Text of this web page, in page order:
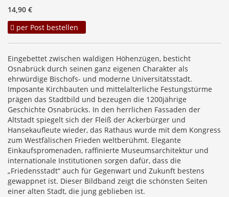
14,90 €
per Post bestellen
Eingebettet zwischen waldigen Höhenzügen, besticht
Osnabrück durch seinen ganz eigenen Charakter als
ehrwürdige Bischofs- und moderne Universitätsstadt.
Imposante Kirchbauten und mittelalterliche Festungstürme
prägen das Stadtbild und bezeugen die 1200jährige
Geschichte Osnabrücks. In den herrlichen Fassaden der
Altstadt spiegelt sich der Fleiß der Ackerbürger und
Hansekaufleute wieder, das Rathaus wurde mit dem Kongress
zum Westfälischen Frieden weltberühmt. Elegante
Einkaufspromenaden, raffinierte Museumsarchitektur und
internationale Institutionen sorgen dafür, dass die
„Friedensstadt“ auch für Gegenwart und Zukunft bestens
gewappnet ist. Dieser Bildband zeigt die schönsten Seiten
einer alten Stadt, die jung geblieben ist.